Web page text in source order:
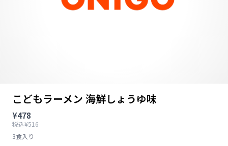
こどもラーメン 海鮮しょうゆ味
¥478
税込¥516
3食入り